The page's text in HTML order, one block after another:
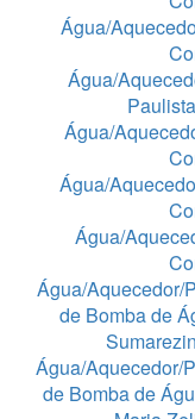
Água/
Água/
Paulista
Água/
Água/
Água/
Água/Aquecedor/
de Bomba de
Água/Aquecedor/
de Bomba de